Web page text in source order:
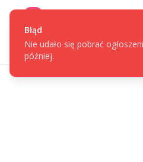
Błąd
Nie udało się pobrać
później.